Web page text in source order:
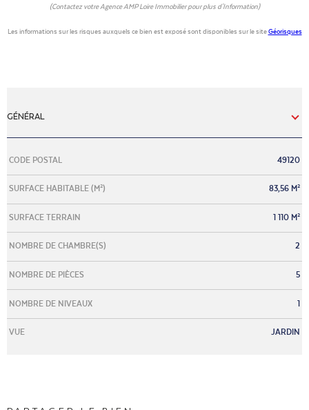
(Contactez votre Agence AMP Loire Immobilier pour plus d'Information)
Les informations sur les risques auxquels ce bien est exposé sont disponibles sur le siteGéorisques
GÉNÉRAL
Caractérisque Valeurs
CODE POSTAL 49120
SURFACE HABITABLE (M²) 83,56 M²
SURFACE TERRAIN 1 110 M²
NOMBRE DE CHAMBRE(S) 2
NOMBRE DE PIÈCES 5
NOMBRE DE NIVEAUX 1
VUE JARDIN